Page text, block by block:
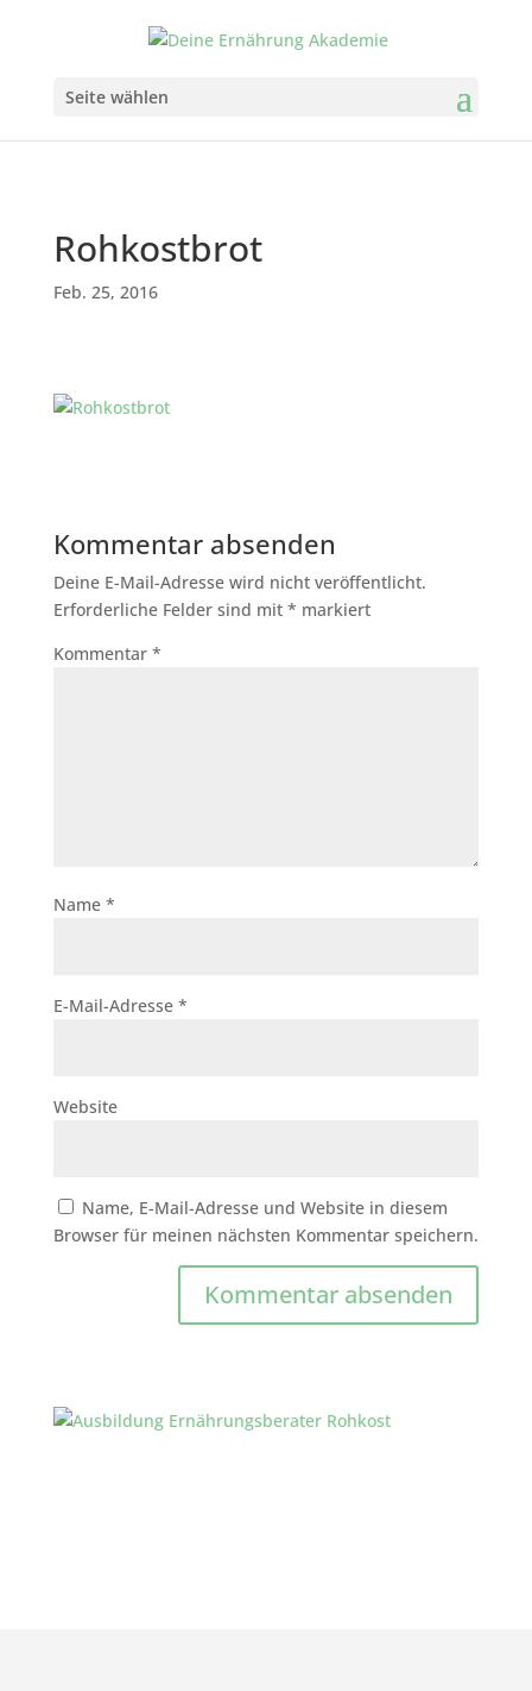
Seite wählen
Rohkostbrot
Feb. 25, 2016
Kommentar absenden
Deine E-Mail-Adresse wird nicht veröffentlicht.
Erforderliche Felder sind mit * markiert
Kommentar *
Name *
E-Mail-Adresse *
Website
Name, E-Mail-Adresse und Website in diesem
Browser für meinen nächsten Kommentar speichern.